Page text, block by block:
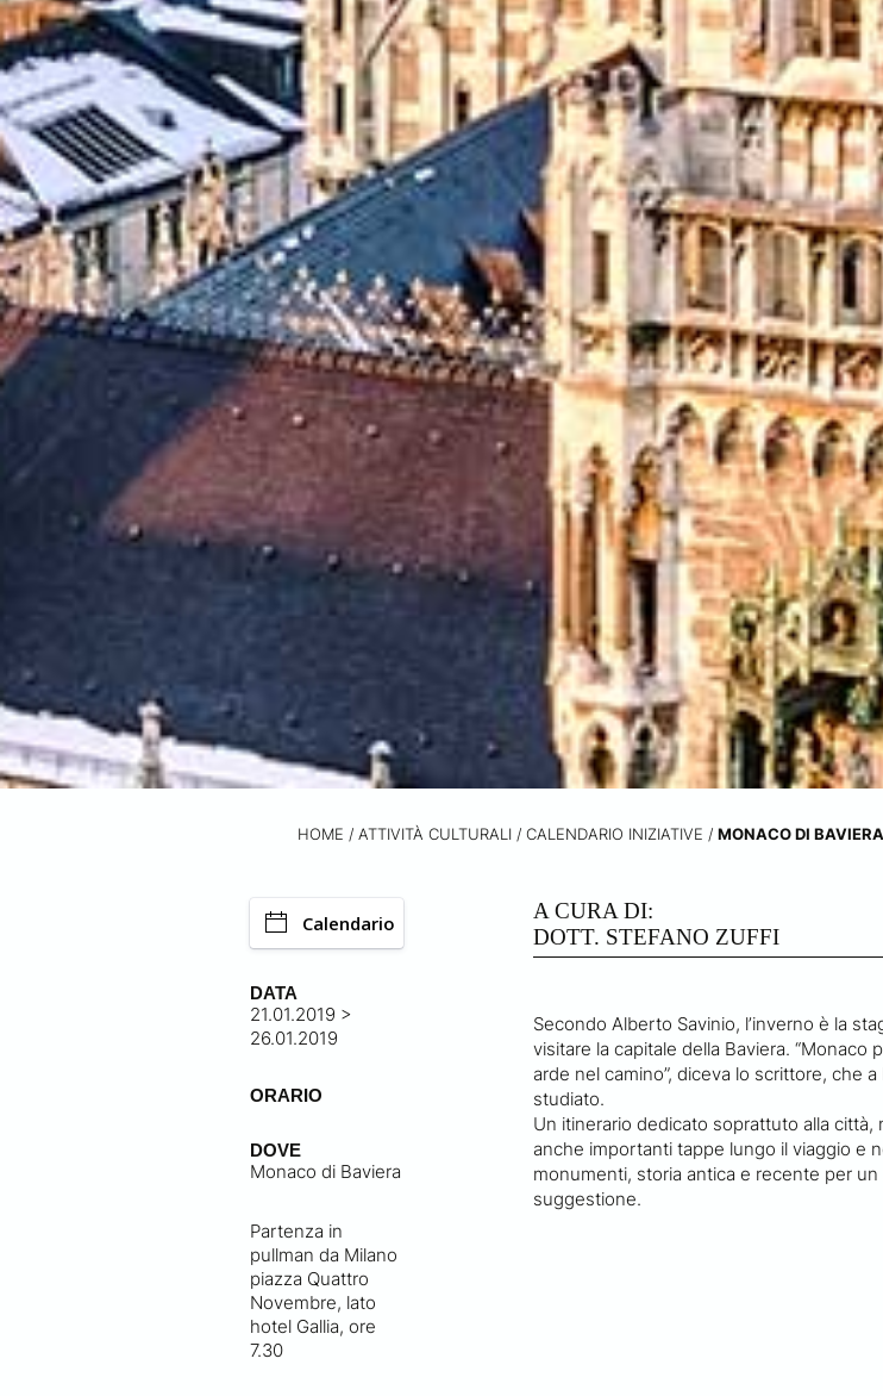
HOME / ATTIVITÀ CULTURALI / CALENDARIO INIZIATIVE / MONACO DI
Calendario
DATA
21.01.2019 >
26.01.2019
ORARIO
DOVE
Monaco di Baviera
Partenza in
pullman da Milano
piazza Quattro
Novembre, lato
hotel Gallia, ore
7.30
A CURA DI:
DOTT. STEFANO ZUFFI
Secondo Alberto Savinio, l’inverno è la
visitare la capitale della Baviera. “Monaco
arde nel camino”, diceva lo scrittore, che
studiato.
Un itinerario dedicato soprattuto alla città,
anche importanti tappe lungo il viaggio e
monumenti, storia antica e recente per
suggestione.